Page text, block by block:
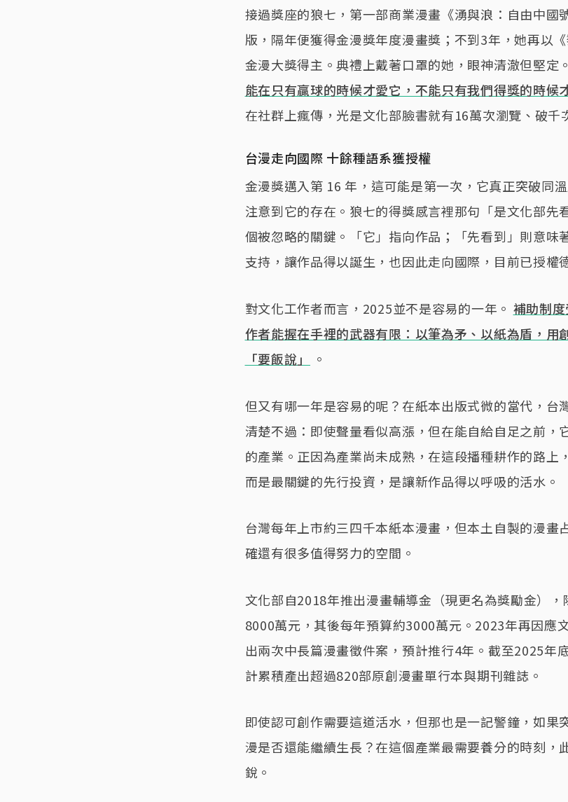
接過獎座的狼七，第一部商業漫畫《湧與浪：自由中國
版，隔年便獲得金漫獎年度漫畫獎；不到3年，她再以
金漫大獎得主。典禮上戴著口罩的她，眼神清澈但堅定。
能在只有贏球的時候才愛它，不能只有我們得獎的時候
在社群上瘋傳，光是文化部臉書就有16萬次瀏覽、破千
台漫走向國際 十餘種語系獲授權
金漫獎邁入第 16 年，這可能是第一次，它真正突破同
注意到它的存在。狼七的得獎感言裡那句「是文化部先
個被忽略的關鍵。「它」指向作品；「先看到」則意味
支持，讓作品得以誕生，也因此走向國際，目前已授權
對文化工作者而言，2025並不是容易的一年。 補助制
作者能握在手裡的武器有限：以筆為矛、以紙為盾，用
「要飯說」
。
但又有哪一年是容易的呢？在紙本出版式微的當代，台
清楚不過：即使聲量看似高漲，但在能自給自足之前，
的產業。正因為產業尚未成熟，在這段播種耕作的路上
而是最關鍵的先行投資，是讓新作品得以呼吸的活水。
台灣每年上市約三四千本紙本漫畫，但本土自製的漫畫
確還有很多值得努力的空間。
文化部自2018年推出漫畫輔導金（現更名為獎勵金），
8000萬元，其後每年預算約3000萬元。2023年再因應
出兩次中長篇漫畫徵件案，預計推行4年。截至2025年
計累積產出超過820部原創漫畫單行本與期刊雜誌。
即使認可創作需要這道活水，但那也是一記警鐘，如果
漫是否還能繼續生長？在這個產業最需要養分的時刻，
銳。